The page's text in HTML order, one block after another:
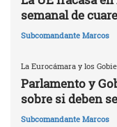
semanal de
Subcomandante Marcos
La Eurocámara y los
Parlamento y
sobre si deben
Subcomandante Marcos